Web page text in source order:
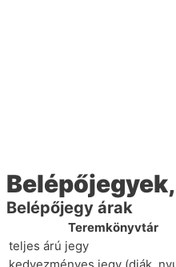
Belépőjegy árak
Teremkönyvtár
teljes árú jegy